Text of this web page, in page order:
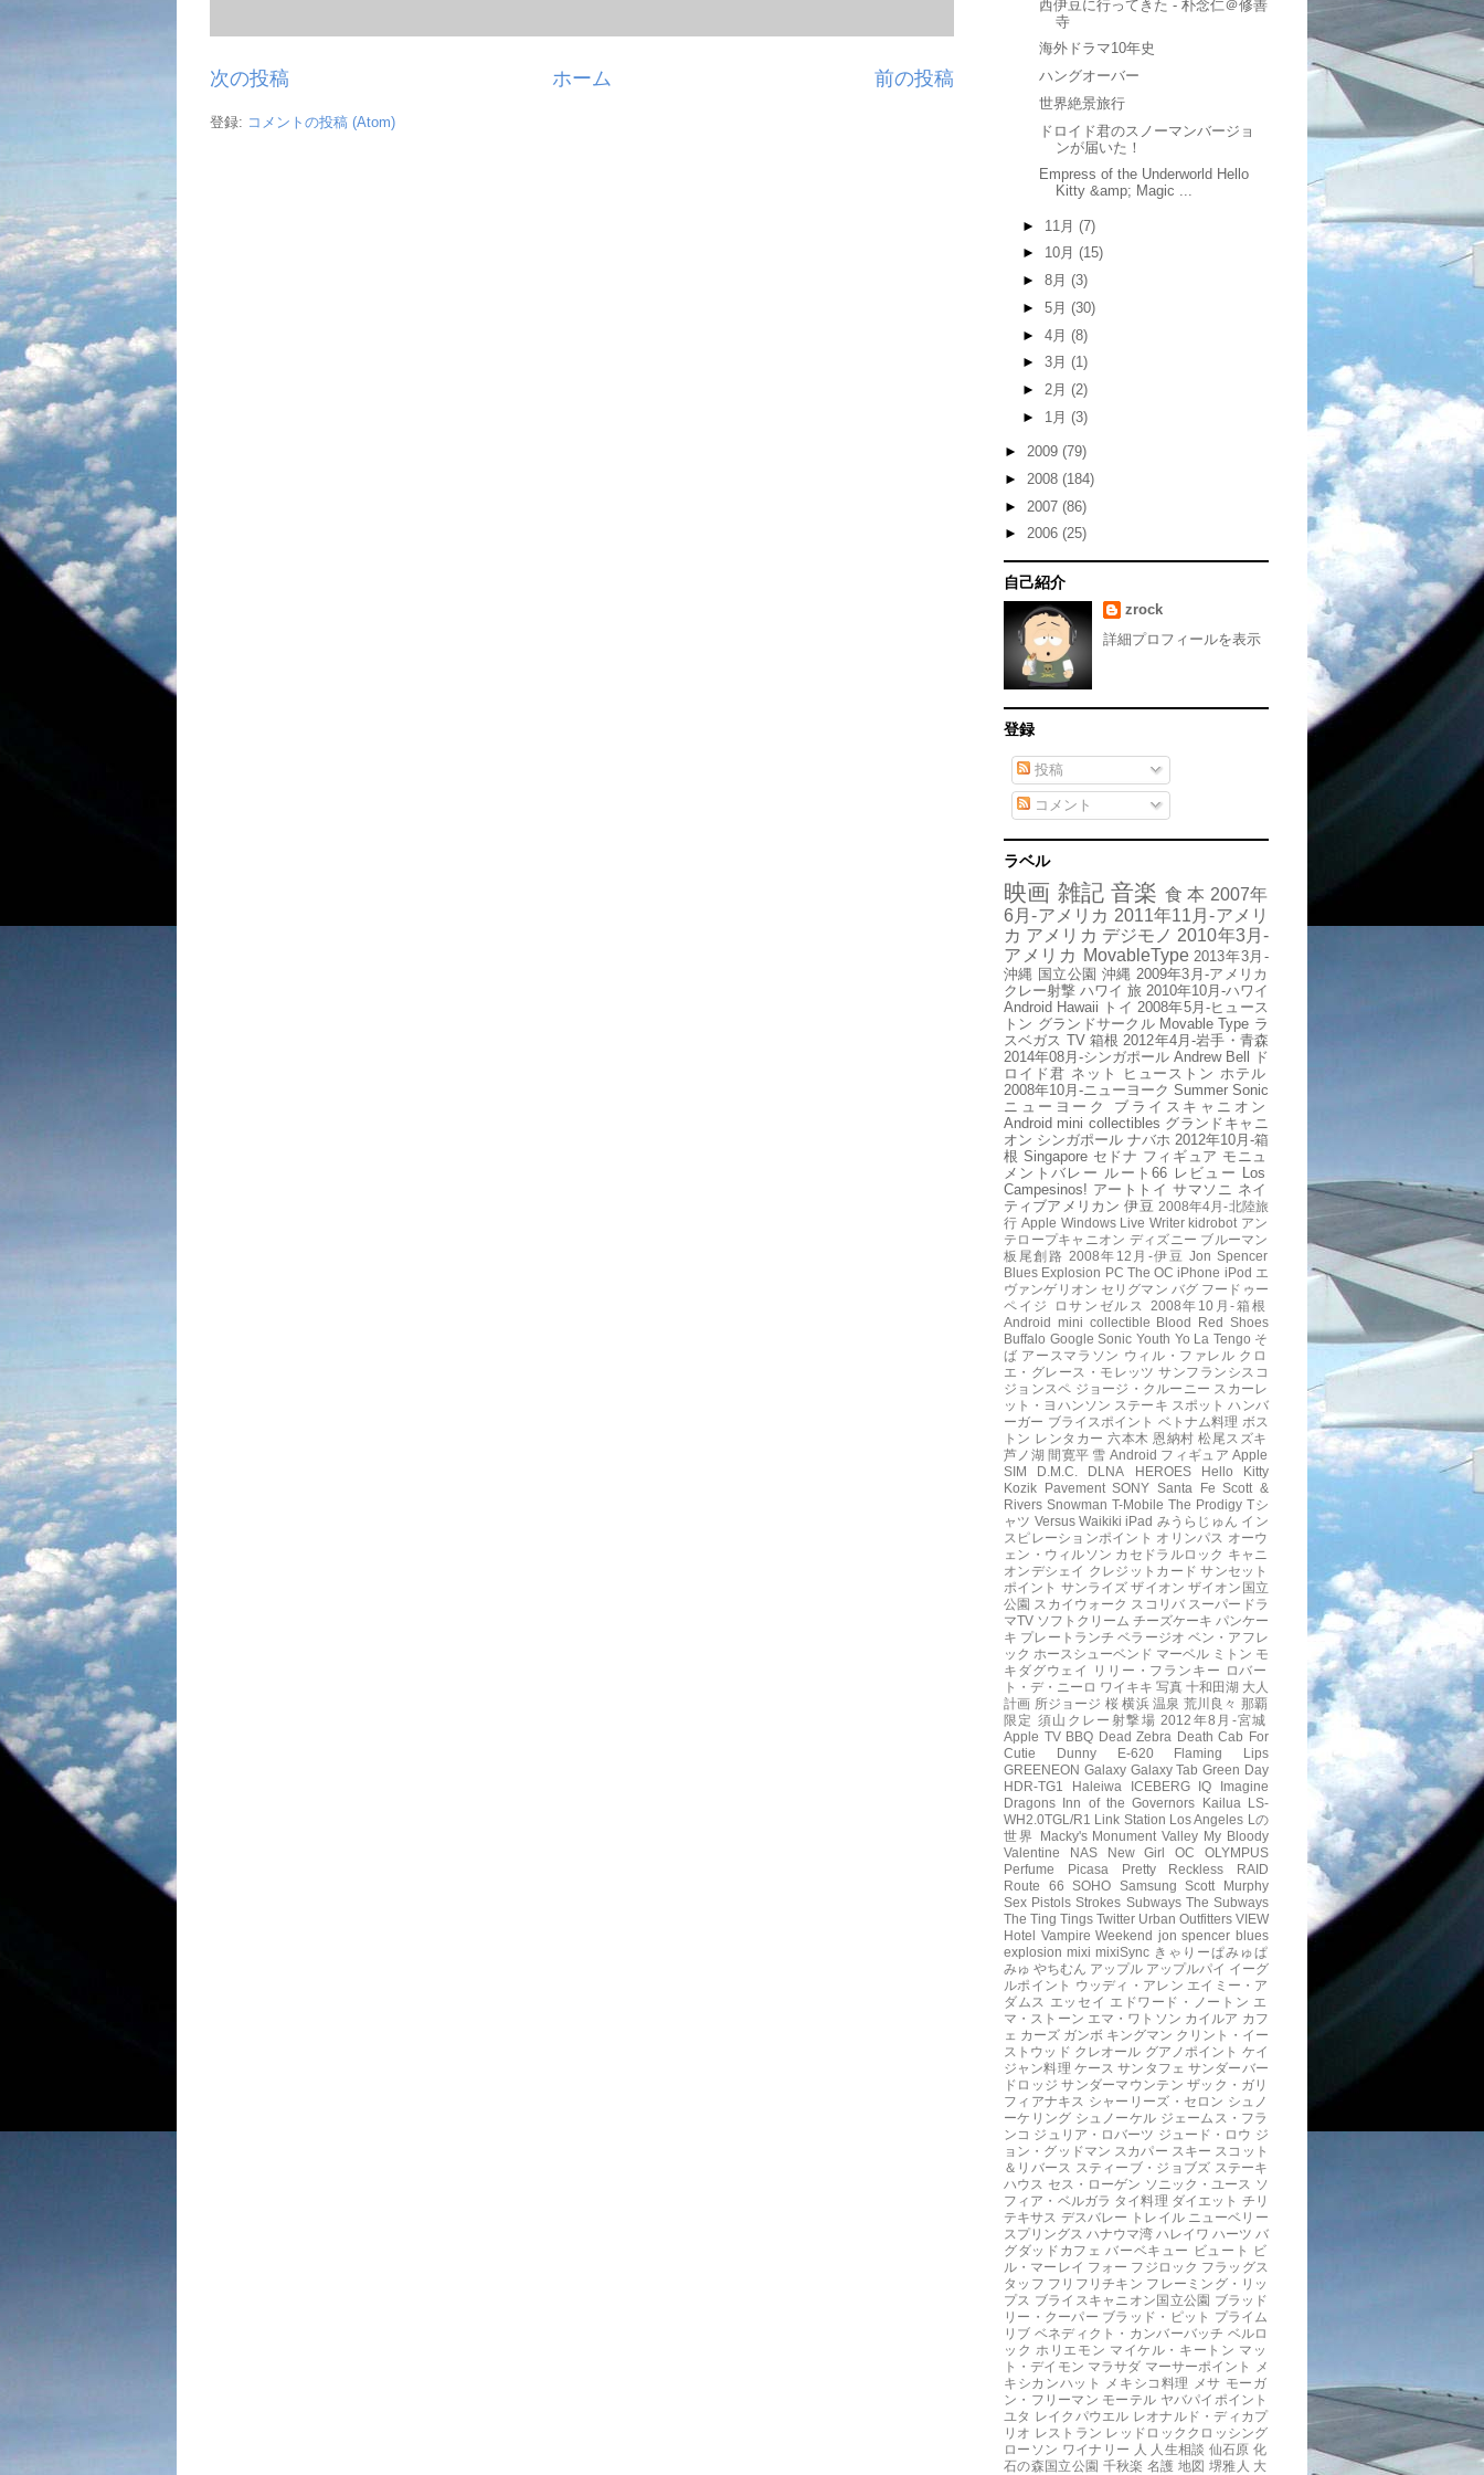
次の投稿 前の投稿
ホーム
登録: コメントの投稿 (Atom)
西伊豆に行ってきた - 朴念仁＠修善
寺
海外ドラマ10年史
ハングオーバー
世界絶景旅行
ドロイド君のスノーマンバージョ
ンが届いた！
Empress of the Underworld Hello
Kitty &amp; Magic ...
► 11月 (7)
► 10月 (15)
► 8月 (3)
► 5月 (30)
► 4月 (8)
► 3月 (1)
► 2月 (2)
► 1月 (3)
► 2009 (79)
► 2008 (184)
► 2007 (86)
► 2006 (25)
自己紹介
zrock
詳細プロフィールを表示
登録
投稿
コメント
ラベル
映画 雑記 音楽 食 本 2007年
6月-アメリカ 2011年11月-アメリ
カ アメリカ デジモノ 2010年3月-
アメリカ MovableType 2013年3月-
沖縄 国立公園 沖縄 2009年3月-アメリカ
クレー射撃 ハワイ 旅 2010年10月-ハワイ
Android Hawaii トイ 2008年5月-ヒュース
トン グランドサークル Movable Type ラ
スベガス TV 箱根 2012年4月-岩手・青森
2014年08月-シンガポール Andrew Bell
ド
ロイド君 ネット ヒューストン ホテル
2008年10月-ニューヨーク Summer Sonic
ニューヨーク
ブライスキャニオン
Android mini collectibles グランドキャニ
オン シンガポール ナバホ 2012年10月-箱
根 Singapore セドナ フィギュア モニュ
メントバレー ルート66 レビュー
Los
Campesinos! アートトイ サマソニ ネイ
ティブアメリカン 伊豆 2008年4月-北陸旅
行 Apple Windows Live Writer kidrobot アン
テロープキャニオン ディズニー ブルーマン
板尾創路
2008年12月-伊豆 Jon Spencer
Blues Explosion PC The OC iPhone iPod エ
ヴァンゲリオン セリグマン バグ フードゥー
ペイジ
ロサンゼルス
2008年10月-箱根
Android mini collectible Blood Red Shoes
Buffalo Google Sonic Youth Yo La Tengo そ
ば アースマラソン ウィル・ファレル クロ
エ・グレース・モレッツ サンフランシスコ
ジョンスペ ジョージ・クルーニー スカーレ
ット・ヨハンソン ステーキ スポット ハンバ
ーガー ブライスポイント ベトナム料理 ボス
トン レンタカー 六本木 恩納村 松尾スズキ
芦ノ湖 間寛平 雪 Android フィギュア Apple
SIM
D.M.C. DLNA HEROES
Hello Kitty
Kozik
Pavement SONY Santa Fe Scott &
Rivers Snowman T-Mobile The Prodigy Tシ
ャツ Versus Waikiki iPad みうらじゅん イン
スピレーションポイント オリンパス オーウ
ェン・ウィルソン カセドラルロック キャニ
オンデシェイ クレジットカード サンセット
ポイント サンライズ ザイオン ザイオン国立
公園 スカイウォーク スコリバ スーパードラ
マTV ソフトクリーム チーズケーキ パンケー
キ プレートランチ ベラージオ ベン・アフレ
ック ホースシューベンド マーベル ミトン モ
キダグウェイ
リリー・フランキー
ロバー
ト・デ・ニーロ ワイキキ 写真 十和田湖 大人
計画 所ジョージ 桜 横浜 温泉 荒川良々 那覇
限定 須山クレー射撃場 2012年8月-宮城
Apple TV BBQ Dead Zebra Death Cab For
Cutie
Dunny E-620
Flaming Lips
GREENEON Galaxy Galaxy Tab Green Day
HDR-TG1
Haleiwa ICEBERG IQ
Imagine
Dragons Inn of the Governors Kailua
LS-
WH2.0TGL/R1 Link Station Los Angeles Lの
世界
Macky's Monument Valley My Bloody
Valentine
NAS New Girl OC
OLYMPUS
Perfume
Picasa Pretty Reckless
RAID
Route 66
SOHO Samsung
Scott Murphy
Sex Pistols Strokes Subways The Subways
The Ting Tings Twitter Urban Outfitters VIEW
Hotel Vampire Weekend jon spencer blues
explosion mixi mixiSync きゃりーぱみゅぱ
みゅ やちむん アップル アップルパイ イーグ
ルポイント
ウッディ・アレン エイミー・ア
ダムス
エッセイ エドワード・ノートン エ
マ・ストーン エマ・ワトソン カイルア カフ
ェ カーズ ガンボ キングマン クリント・イー
ストウッド クレオール グアノポイント ケイ
ジャン料理 ケース サンタフェ サンダーバー
ドロッジ サンダーマウンテン ザック・ガリ
フィアナキス シャーリーズ・セロン シュノ
ーケリング シュノーケル ジェームス・フラ
ンコ ジュリア・ロバーツ ジュード・ロウ ジ
ョン・グッドマン スカパー スキー スコット
＆リバース
スティーブ・ジョブズ ステーキ
ハウス セス・ローゲン ソニック・ユース ソ
フィア・ベルガラ タイ料理 ダイエット チリ
テキサス デスバレー トレイル ニューベリー
スプリングス ハナウマ湾 ハレイワ ハーツ バ
グダッドカフェ バーベキュー ビュート
ビ
ル・マーレイ フォー フジロック フラッグス
タッフ フリフリチキン フレーミング・リッ
プス ブライスキャニオン国立公園 ブラッド
リー・クーパー ブラッド・ピット
プライム
リブ ベネディクト・カンバーバッチ ベルロ
ック ホリエモン マイケル・キートン マッ
ト・デイモン マラサダ マーサーポイント
メ
キシカンハット
メキシコ料理 メサ モーガ
ン・フリーマン モーテル ヤバパイポイント
ユタ
レイクパウエル レオナルド・ディカプ
リオ レストラン レッドロッククロッシング
ローソン ワイナリー 人 人生相談 仙石原 化
石の森国立公園 千秋楽 名護 地図 堺雅人 大